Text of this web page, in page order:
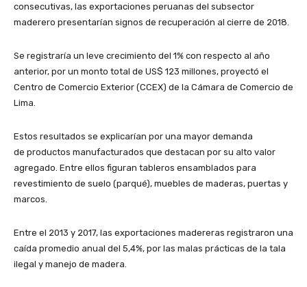
consecutivas, las exportaciones peruanas del subsector
maderero presentarían signos de recuperación al cierre de 2018.
Se registraría un leve crecimiento del 1% con respecto al año
anterior, por un monto total de US$ 123 millones, proyectó el
Centro de Comercio Exterior (CCEX) de la Cámara de Comercio de
Lima.
Estos resultados se explicarían por una mayor demanda
de productos manufacturados que destacan por su alto valor
agregado. Entre ellos figuran tableros ensamblados para
revestimiento de suelo (parqué), muebles de maderas, puertas y
marcos.
Entre el 2013 y 2017, las exportaciones madereras registraron una
caída promedio anual del 5,4%, por las malas prácticas de la tala
ilegal y manejo de madera.